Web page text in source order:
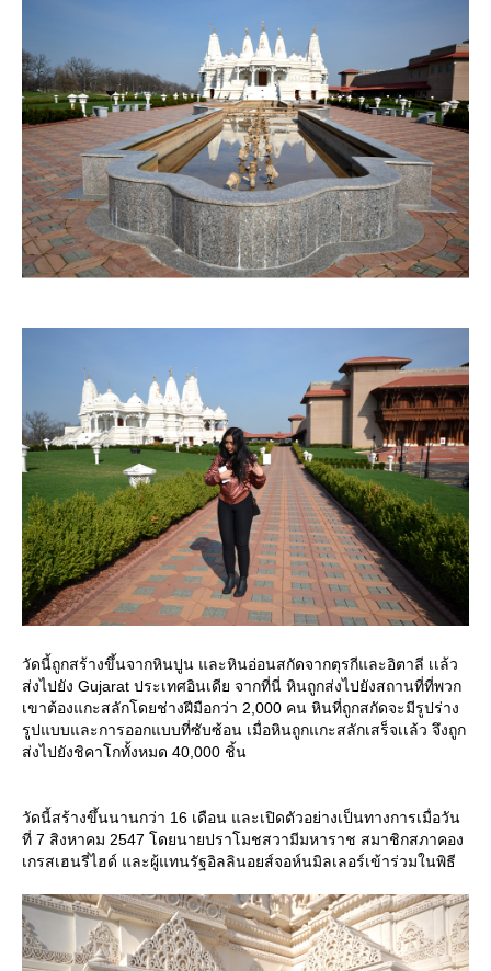
วัดนี้ถูกสร้างขึ้นจากหินปูน และหินอ่อนสกัดจากตุรกีและอิตาลี เเล้ว
ส่งไปยัง Gujarat ประเทศอินเดีย จากที่นี่ หินถูกส่งไปยังสถานที่ที่พวก
เขาต้องแกะสลักโดยช่างฝีมือกว่า 2,000 คน หินที่ถูกสกัดจะมีรูปร่าง
รูปแบบและการออกแบบที่ซับซ้อน เมื่อหินถูกแกะสลักเสร็จเเล้ว จึงถูก
ส่งไปยังชิคาโกทั้งหมด 40,000 ชิ้น
วัดนี้สร้างขึ้นนานกว่า 16 เดือน และเปิดตัวอย่างเป็นทางการเมื่อวัน
ที่ 7 สิงหาคม 2547 โดยนายปราโมชสวามีมหาราช สมาชิกสภาคอง
เกรสเฮนรี่ไฮด์ และผู้แทนรัฐอิลลินอยส์จอห์นมิลเลอร์เข้าร่วมในพิธี